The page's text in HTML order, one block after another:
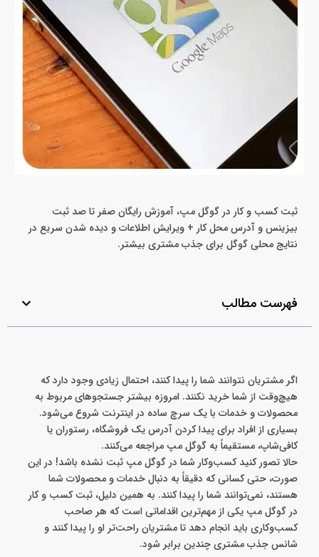
ثبت کسب و کار در گوگل مپ، آموزش رایگان صفر تا صد ثبت
بیزینس و آدرس محل کار + ویرایش اطلاعات و دیده شدن سریع در
نتایج محلی گوگل برای جذب مشتری بیشتر.
فهرست مطالب
اگر مشتریان نتوانند شما را پیدا کنند، احتمال زیادی وجود دارد که
هیچ‌وقت از شما خرید نکنند. امروزه بیشتر جستجوهای مربوط به
محصولات و خدمات با یک سرچ ساده در اینترنت شروع می‌شود.
بسیاری از افراد برای پیدا کردن آدرس یک فروشگاه، رستوران یا
کافی‌شاپ، مستقیماً به گوگل مپ مراجعه می‌کنند.
حالا تصور کنید کسب‌وکار شما در گوگل مپ ثبت نشده باشد! در این
صورت، حتی کسانی که دقیقاً به دنبال خدمات و محصولات شما
هستند، نمی‌توانند شما را پیدا کنند. به همین دلیل، ثبت کسب و کار
در گوگل مپ یکی از مهم‌ترین اقداماتی است که هر صاحب
کسب‌وکاری باید انجام دهد تا مشتریان راحت‌تر او را پیدا کنند و
شانس جذب مشتری چندین برابر شود.